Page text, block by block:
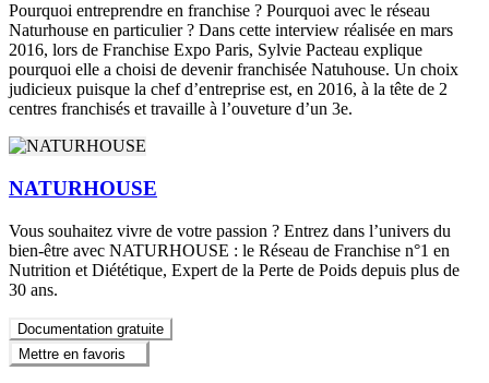
Pourquoi entreprendre en franchise ? Pourquoi avec le réseau
Naturhouse en particulier ? Dans cette interview réalisée en mars
2016, lors de Franchise Expo Paris, Sylvie Pacteau explique
pourquoi elle a choisi de devenir franchisée Natuhouse. Un choix
judicieux puisque la chef d’entreprise est, en 2016, à la tête de 2
centres franchisés et travaille à l’ouveture d’un 3e.
NATURHOUSE
Vous souhaitez vivre de votre passion ? Entrez dans l’univers du
bien-être avec NATURHOUSE : le Réseau de Franchise n°1 en
Nutrition et Diététique, Expert de la Perte de Poids depuis plus de
30 ans.
Documentation gratuite
Mettre en favoris